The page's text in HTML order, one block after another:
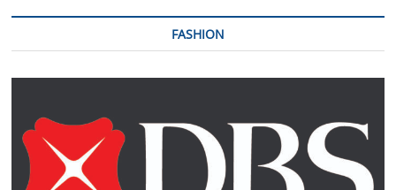
FASHION